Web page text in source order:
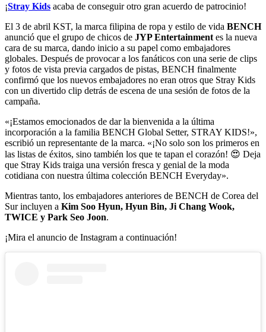
¡Stray Kids acaba de conseguir otro gran acuerdo de patrocinio!
El 3 de abril KST, la marca filipina de ropa y estilo de vida BENCH
anunció que el grupo de chicos de JYP Entertainment es la nueva
cara de su marca, dando inicio a su papel como embajadores
globales. Después de provocar a los fanáticos con una serie de clips
y fotos de vista previa cargados de pistas, BENCH finalmente
confirmó que los nuevos embajadores no eran otros que Stray Kids
con un divertido clip detrás de escena de una sesión de fotos de la
campaña.
«¡Estamos emocionados de dar la bienvenida a la última
incorporación a la familia BENCH Global Setter, STRAY KIDS!»,
escribió un representante de la marca. «¡No solo son los primeros en
las listas de éxitos, sino también los que te tapan el corazón! 😍 Deja
que Stray Kids traiga una versión fresca y genial de la moda
cotidiana con nuestra última colección BENCH Everyday».
Mientras tanto, los embajadores anteriores de BENCH de Corea del
Sur incluyen a Kim Soo Hyun, Hyun Bin, Ji Chang Wook,
TWICE y Park Seo Joon.
¡Mira el anuncio de Instagram a continuación!